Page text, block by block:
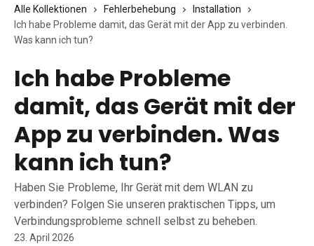
Alle Kollektionen Fehlerbehebung
Installation
Ich habe Probleme damit, das Gerät mit der App zu verbinden.
Was kann ich tun?
Ich habe Probleme
damit, das Gerät mit der
App zu verbinden. Was
kann ich tun?
Haben Sie Probleme, Ihr Gerät mit dem WLAN zu
verbinden? Folgen Sie unseren praktischen Tipps, um
Verbindungsprobleme schnell selbst zu beheben.
23. April 2026